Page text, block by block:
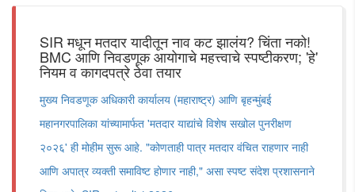
SIR मधून मतदार यादीतून नाव कट झालंय? चिंता नको!
BMC आणि निवडणूक आयोगाचे महत्त्वाचे स्पष्टीकरण; 'हे'
नियम व कागदपत्रे ठेवा तयार
मुख्य निवडणूक अधिकारी कार्यालय (महाराष्ट्र) आणि बृहन्मुंबई
महानगरपालिका यांच्यामार्फत 'मतदार याद्यांचे विशेष सखोल पुनरीक्षण
२०२६' ही मोहीम सुरू आहे. "कोणताही पात्र मतदार वंचित राहणार नाही
आणि अपात्र व्यक्ती समाविष्ट होणार नाही," असा स्पष्ट संदेश प्रशासनाने